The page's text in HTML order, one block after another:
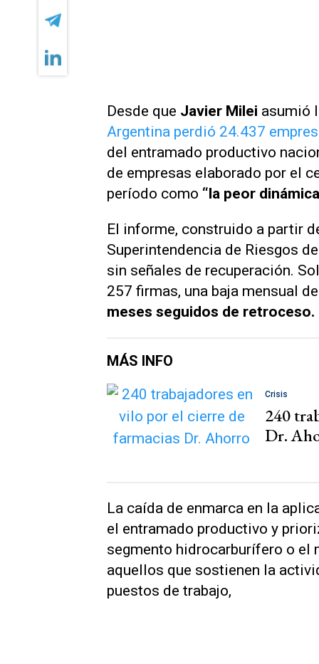
Desde que Javier Milei asumió
Argentina perdió 24.437
del entramado productivo
de empresas elaborado por el
período como “la peor
El informe, construido a partir
Superintendencia de Riesgos
sin señales de recuperación.
257 firmas, una baja mensual
meses seguidos de retroceso.
MÁS INFO
Crisis
240
Dr.
La caída de enmarca en la
el entramado productivo y
segmento hidrocarburífero o el
aquellos que sostienen la
puestos de trabajo,